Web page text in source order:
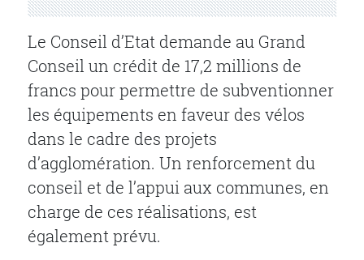
Le Conseil d’Etat demande au Grand
Conseil un crédit de 17,2 millions de
francs pour permettre de subventionner
les équipements en faveur des vélos
dans le cadre des projets
d’agglomération. Un renforcement du
conseil et de l’appui aux communes, en
charge de ces réalisations, est
également prévu.